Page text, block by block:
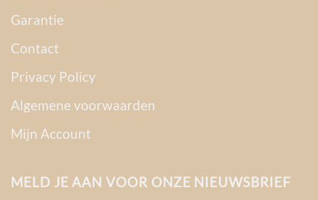
Garantie
Contact
Privacy Policy
Algemene voorwaarden
Mijn Account
MELD JE AAN VOOR ONZE NIEUWSBRIEF